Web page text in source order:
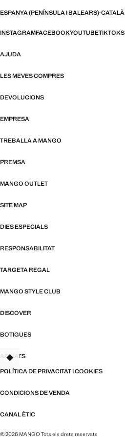
ESPANYA (PENÍNSULA I BALEARS)·CATALÀ
INSTAGRAMFACEBOOKYOUTUBETIKTOK
AJUDA
LES MEVES COMPRES
DEVOLUCIONS
EMPRESA
TREBALLA A MANGO
PREMSA
MANGO OUTLET
SITE MAP
DIES ESPECIALS
RESPONSABILITAT
TARGETA REGAL
MANGO STYLE CLUB
DISCOVER
BOTIGUES
AFILIATS
POLÍTICA DE PRIVACITAT I COOKIES
CONDICIONS DE VENDA
CANAL ÈTIC
© 2026 MANGO Tots els drets reservats